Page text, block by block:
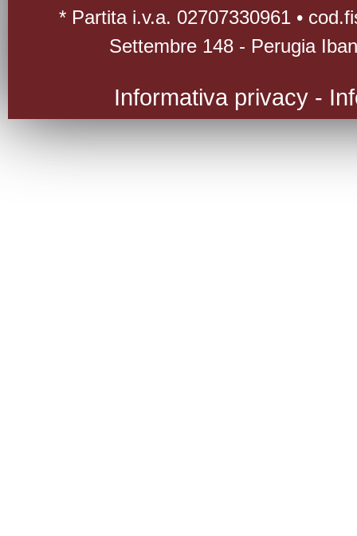
* Partita i.v.a. 02707330961 •
Settembre 148 - Perugia
Informativa privacy -